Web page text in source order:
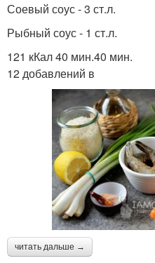
Соевый соус - 3 ст.л.
Рыбный соус - 1 ст.л.
121 кКал 40 мин.40 мин.
12 добавлений в
читать дальше →